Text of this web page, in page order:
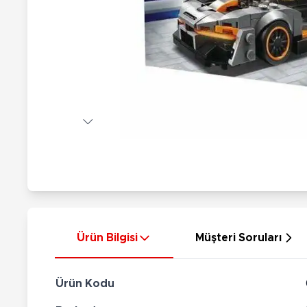
Nerf
Silahlar
Silah Setleri
Kılıç Setleri
Ürün Bilgisi Müşteri Soruları
Ürün Kodu